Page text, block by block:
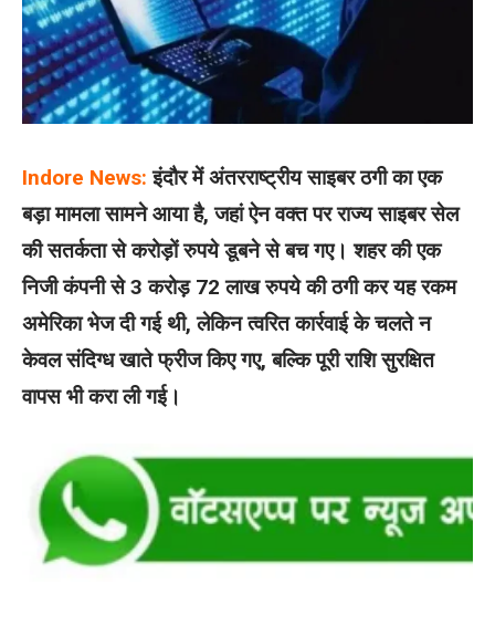
Indore News:इंदौर में अंतरराष्ट्रीय साइबर ठगी का एक
बड़ा मामला सामने आया है, जहां ऐन वक्त पर राज्य साइबर सेल
की सतर्कता से करोड़ों रुपये डूबने से बच गए। शहर की एक
निजी कंपनी से 3 करोड़ 72 लाख रुपये की ठगी कर यह रकम
अमेरिका भेज दी गई थी, लेकिन त्वरित कार्रवाई के चलते न
केवल संदिग्ध खाते फ्रीज किए गए, बल्कि पूरी राशि सुरक्षित
वापस भी करा ली गई।